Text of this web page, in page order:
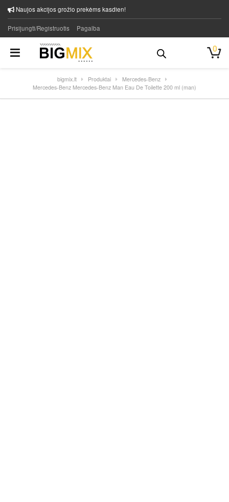
Naujos akcijos grožio prekėms kasdien!
Prisijungti/Registruotis Pagalba
0
bigmix.lt Produktai
Mercedes-Benz
Mercedes-Benz Mercedes-Benz Man Eau De Toilette 200 ml (man)